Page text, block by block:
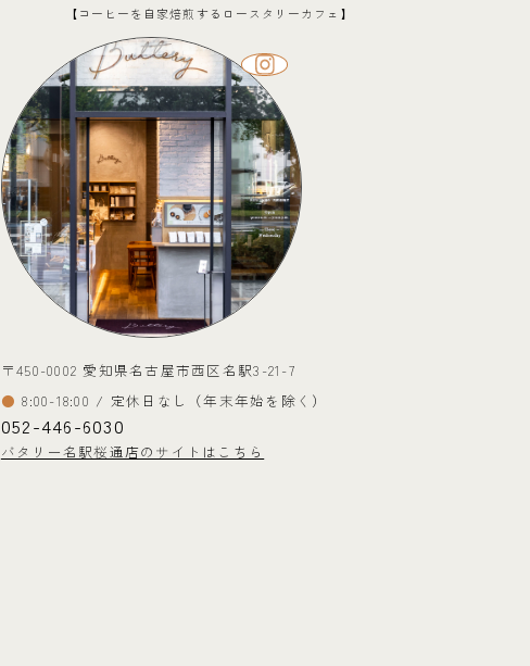
【コーヒーを自家焙煎するロースタリーカフェ】
〒450-0002 愛知県名古屋市西区名駅3-21-7
8:00-18:00 / 定休日なし（年末年始を除く）
052-446-6030
バタリー名駅桜通店のサイトはこちら